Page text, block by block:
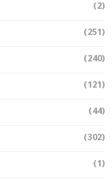
(2)
(251)
(240)
(121)
(44)
(302)
(1)